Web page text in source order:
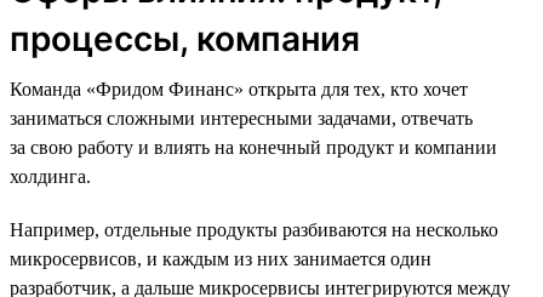
процессы, компания
Команда «Фридом Финанс» открыта для тех, кто хочет
заниматься сложными интересными задачами, отвечать
за свою работу и влиять на конечный продукт и компании
холдинга.
Например, отдельные продукты разбиваются на несколько
микросервисов, и каждым из них занимается один
разработчик, а дальше микросервисы интегрируются между